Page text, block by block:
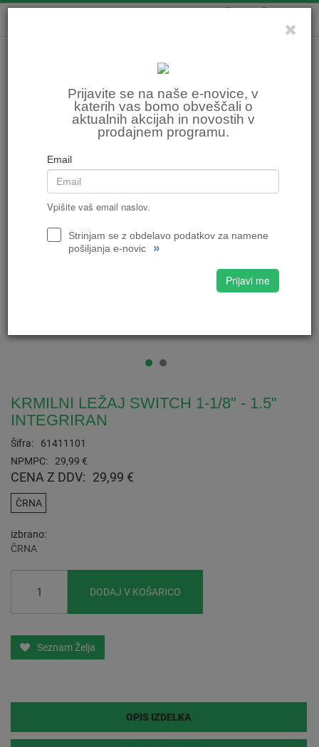
Prijavite se na naše e-novice, v
katerih vas bomo obveščali o
aktualnih akcijah in novostih v
prodajnem programu.
Email
Vpišite vaš email naslov.
Strinjam se z obdelavo podatkov za namene
pošiljanja e-novic
»
Prijavi me
KRMILNI LEŽAJ SWITCH 1-1/8" - 1.5"
INTEGRIRAN
Šifra:
61411101
NPMPC:
29,99 €
CENA Z DDV: 29,99 €
ČRNA
izbrano
ČRNA
DODAJ V KOŠARICO
Seznam Želja
OPIS IZDELKA